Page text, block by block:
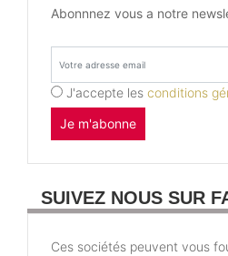
Abonnnez vous a notre
J'accepte les conditions
Je m'abonne
SUIVEZ NOUS SUR
Ces sociétés peuvent vous